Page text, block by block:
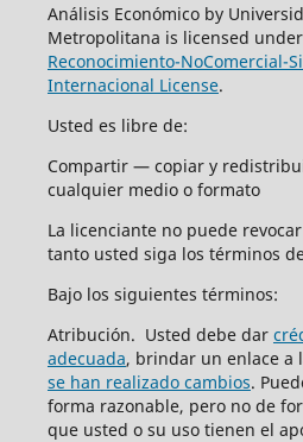
Análisis Económico by
Metropolitana is licensed
Reconocimiento-NoComercial-
Internacional License.
Usted es libre de:
Compartir — copiar y
cualquier medio o formato
La licenciante no puede
tanto usted siga los términos
Bajo los siguientes términos:
Atribución. Usted debe dar
adecuada, brindar un enlace a
se han realizado cambios.
forma razonable, pero no de
que usted o su uso tienen el